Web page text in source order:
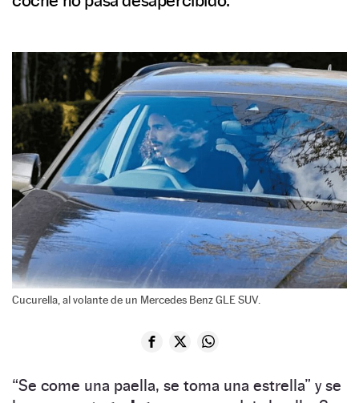
Cucurella, al volante de un Mercedes Benz GLE SUV.
“Se come una paella, se toma una estrella” y se